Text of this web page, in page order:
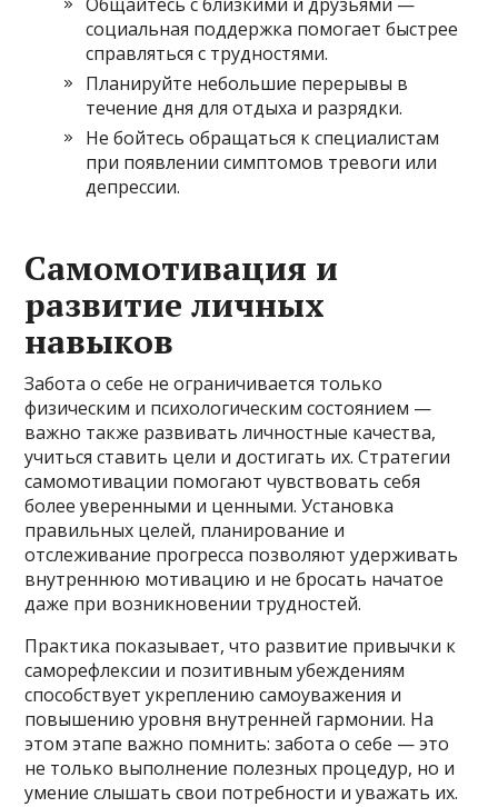
социальная поддержка помогает быстрее
справляться с трудностями.
Планируйте небольшие перерывы в
течение дня для отдыха и разрядки.
Не бойтесь обращаться к специалистам
при появлении симптомов тревоги или
депрессии.
Самомотивация и
развитие личных
навыков
Забота о себе не ограничивается только
физическим и психологическим состоянием —
важно также развивать личностные качества,
учиться ставить цели и достигать их. Стратегии
самомотивации помогают чувствовать себя
более уверенными и ценными. Установка
правильных целей, планирование и
отслеживание прогресса позволяют удерживать
внутреннюю мотивацию и не бросать начатое
даже при возникновении трудностей.
Практика показывает, что развитие привычки к
саморефлексии и позитивным убеждениям
способствует укреплению самоуважения и
повышению уровня внутренней гармонии. На
этом этапе важно помнить: забота о себе — это
не только выполнение полезных процедур, но и
умение слышать свои потребности и уважать их.